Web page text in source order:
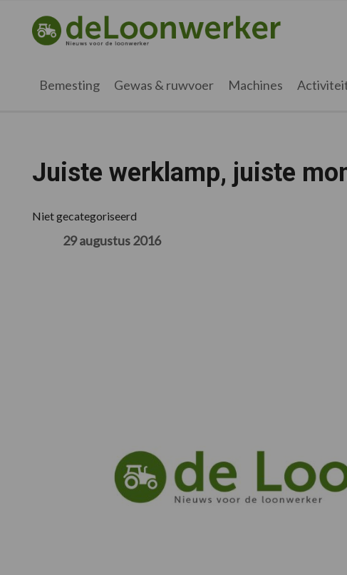
hoofdnavigatie
hoofd
eerste
voettekst
deloonwerker.nl
Bemesting Gewas & ruwvoer Machines
Juiste werklamp, juiste
Niet gecategoriseerd
29 augustus 2016